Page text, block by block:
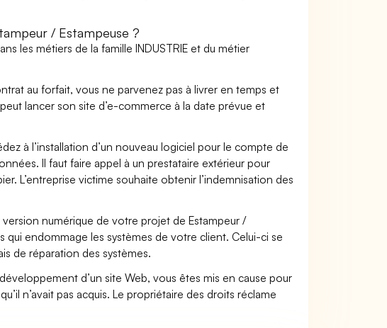
/ Estampeuse ?
les métiers de la famille INDUSTRIE et du métier
au forfait, vous ne parvenez pas à livrer en temps et
lancer son site d’e-commerce à la date prévue et
à l’installation d’un nouveau logiciel pour le compte de
Il faut faire appel à un prestataire extérieur pour
L’entreprise victime souhaite obtenir l’indemnisation des
numérique de votre projet de Estampeur /
qui endommage les systèmes de votre client. Celui-ci se
de réparation des systèmes.
d’un site Web, vous êtes mis en cause pour
n’avait pas acquis. Le propriétaire des droits réclame